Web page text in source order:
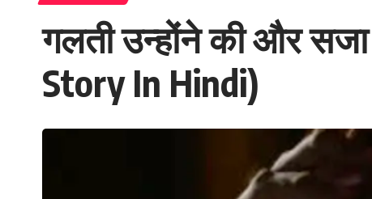
गलती उन्होंने की और
Story In Hindi)